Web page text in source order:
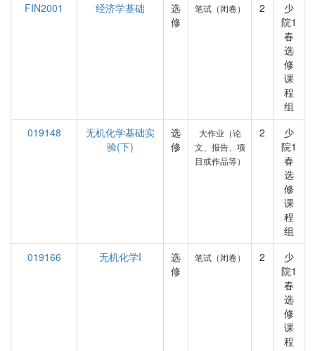
FIN2001
经济学基础
选
修
笔试（闭卷） 2
少
院1
春
选
修
课
程
组
019148
无机化学基础实
验(下)
选
修
大作业（论
文、报告、项
目或作品等）
2
少
院1
春
选
修
课
程
组
019166
无机化学I
选
修
笔试（闭卷） 2
少
院1
春
选
修
课
程